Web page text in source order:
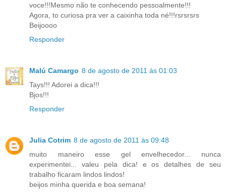
voce!!!Mesmo não te conhecendo pessoalmente!!!
Agora, to curiosa pra ver a caixinha toda né!!!rsrsrsrs
Beijoooo
Responder
Malú Camargo 8 de agosto de 2011 às 01:03
Tays!!! Adorei a dica!!!
Bjos!!!
Responder
Julia Cotrim 8 de agosto de 2011 às 09:48
muito maneiro esse gel envelhecedor... nunca
experimentei... valeu pela dica! e os detalhes de seu
trabalho ficaram lindos lindos!
beijos minha querida e boa semana!